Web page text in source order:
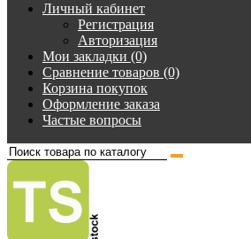
Личный кабинет
Регистрация
Авторизация
Мои закладки (0)
Сравнение товаров (0)
Корзина покупок
Оформление заказа
Частые вопросы